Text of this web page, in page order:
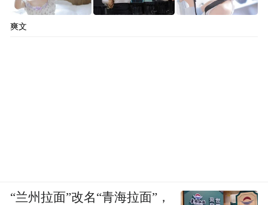
爽文
“兰州拉面”改名“青海拉面”，